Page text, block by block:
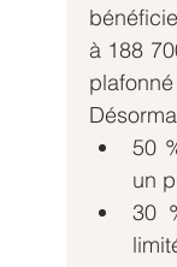
à 188
50
un
30